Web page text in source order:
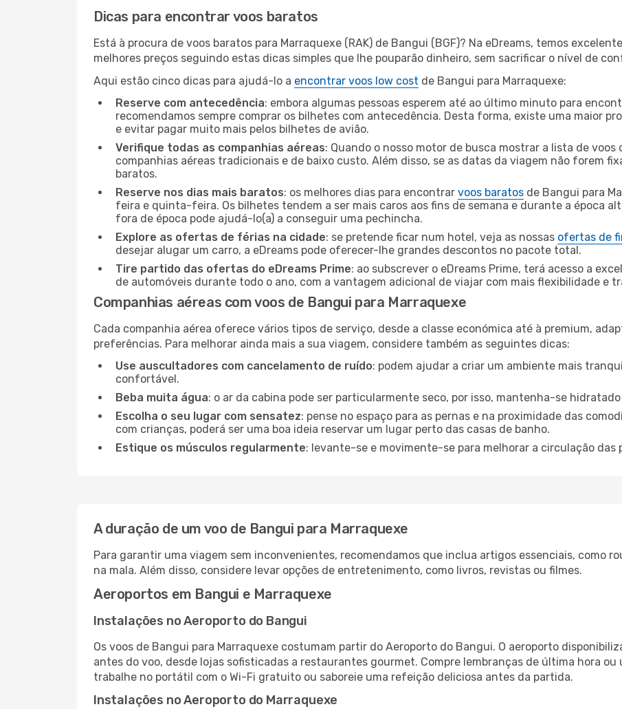
Dicas para encontrar voos baratos
Está à procura de voos baratos para Marraquexe (RAK) de Bangui (BGF)? Na eDreams, temos
melhores preços seguindo estas dicas simples que lhe pouparão dinheiro, sem sacrificar o nível de
Aqui estão cinco dicas para ajudá-lo a encontrar voos low cost de Bangui para Marraquexe:
Reserve com antecedência: embora algumas pessoas esperem até ao último minuto para
recomendamos sempre comprar os bilhetes com antecedência. Desta forma, existe uma maior
e evitar pagar muito mais pelos bilhetes de avião.
Verifique todas as companhias aéreas: Quando o nosso motor de busca mostrar a lista de
companhias aéreas tradicionais e de baixo custo. Além disso, se as datas da viagem não forem
baratos.
Reserve nos dias mais baratos: os melhores dias para encontrar voos baratos de Bangui para
feira e quinta-feira. Os bilhetes tendem a ser mais caros aos fins de semana e durante a época
fora de época pode ajudá-lo(a) a conseguir uma pechincha.
Explore as ofertas de férias na cidade: se pretende ficar num hotel, veja as nossas ofertas de
desejar alugar um carro, a eDreams pode oferecer-lhe grandes descontos no pacote total.
Tire partido das ofertas do eDreams Prime: ao subscrever o eDreams Prime, terá acesso a
de automóveis durante todo o ano, com a vantagem adicional de viajar com mais flexibilidade e
Companhias aéreas com voos de Bangui para Marraquexe
Cada companhia aérea oferece vários tipos de serviço, desde a classe económica até à premium,
preferências. Para melhorar ainda mais a sua viagem, considere também as seguintes dicas:
Use auscultadores com cancelamento de ruído: podem ajudar a criar um ambiente mais
confortável.
Beba muita água: o ar da cabina pode ser particularmente seco, por isso, mantenha-se
Escolha o seu lugar com sensatez: pense no espaço para as pernas e na proximidade das
com crianças, poderá ser uma boa ideia reservar um lugar perto das casas de banho.
Estique os músculos regularmente: levante-se e movimente-se para melhorar a circulação das
A duração de um voo de Bangui para Marraquexe
Para garantir uma viagem sem inconvenientes, recomendamos que inclua artigos essenciais, como
na mala. Além disso, considere levar opções de entretenimento, como livros, revistas ou filmes.
Aeroportos em Bangui e Marraquexe
Instalações no Aeroporto do Bangui
Os voos de Bangui para Marraquexe costumam partir do Aeroporto do Bangui. O aeroporto
antes do voo, desde lojas sofisticadas a restaurantes gourmet. Compre lembranças de última hora
trabalhe no portátil com o Wi-Fi gratuito ou saboreie uma refeição deliciosa antes da partida.
Instalações no Aeroporto do Marraquexe